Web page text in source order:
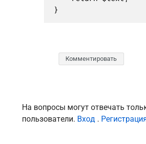
}
Комментировать
На вопросы могут отвечать
пользователи. Вход .